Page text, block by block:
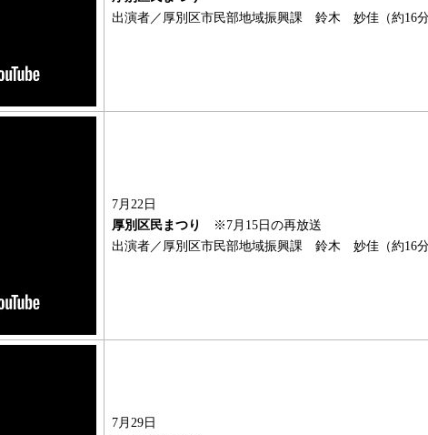
出演者／厚別区市民部地域振興課 鈴木 妙佳（約16分
7月22日
厚別区民まつり
※7月15日の再放送
出演者／厚別区市民部地域振興課 鈴木 妙佳（約16分
7月29日